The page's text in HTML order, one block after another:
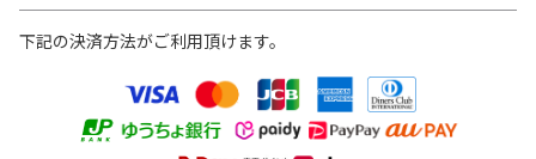
下記の決済方法がご利用頂けます。